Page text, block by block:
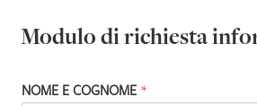
Modulo di richiesta
NOME E COGNOME *